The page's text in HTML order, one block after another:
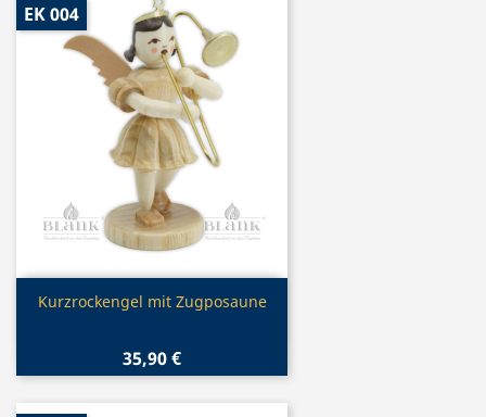
Vorschau
Kurzrockengel mit Zugposaune
35,90 €
EK 004